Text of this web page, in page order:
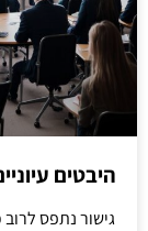
היבטים
גישור נתפס